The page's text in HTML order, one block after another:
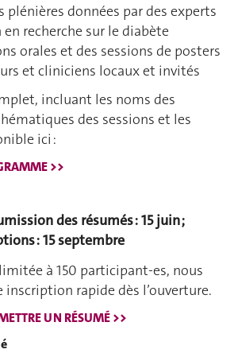
plénières données par des experts
recherche sur le diabète
orales et des sessions de posters
et cliniciens locaux et invités
incluant les noms des
des sessions et les
ici :
>>
des résumés : 15 juin ;
: 15 septembre
à 150 participant-es, nous
inscription rapide dès l’ouverture.
UN RÉSUMÉ >>